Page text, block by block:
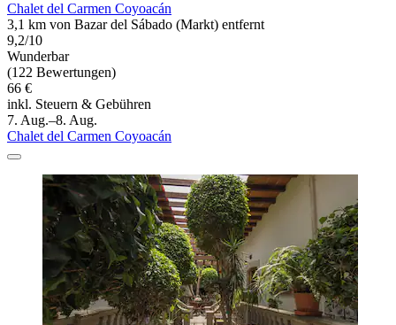
Chalet del Carmen Coyoacán
3,1 km von Bazar del Sábado (Markt) entfernt
9,2/10
Wunderbar
(122 Bewertungen)
66 €
inkl. Steuern & Gebühren
7. Aug.–8. Aug.
Chalet del Carmen Coyoacán